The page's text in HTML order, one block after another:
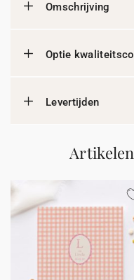
Omschrijving
Optie
Levertijden